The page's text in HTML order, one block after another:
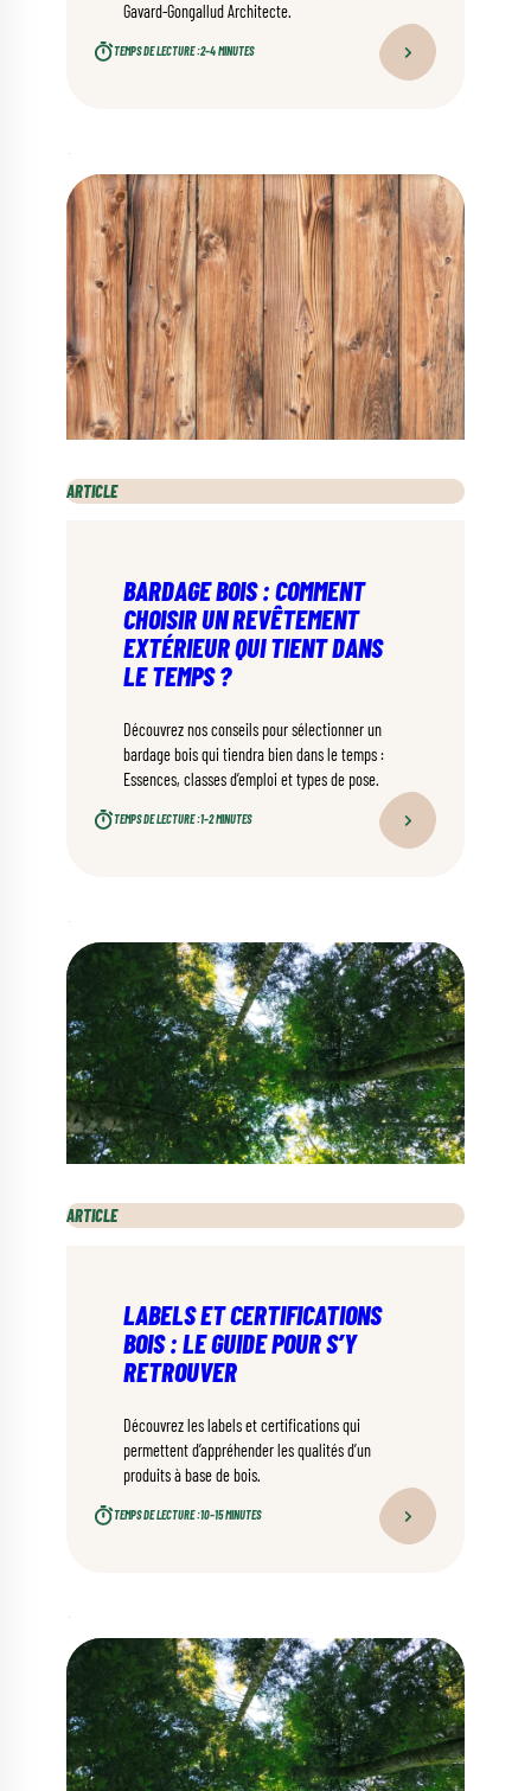
Gavard-Gongallud Architecte.
TEMPS DE LECTURE :2–4 MINUTES
ARTICLE
BARDAGE BOIS : COMMENT
CHOISIR UN REVÊTEMENT
EXTÉRIEUR QUI TIENT DANS
LE TEMPS ?
Découvrez nos conseils pour sélectionner un
bardage bois qui tiendra bien dans le temps :
Essences, classes d’emploi et types de pose.
TEMPS DE LECTURE :1–2 MINUTES
ARTICLE
LABELS ET CERTIFICATIONS
BOIS : LE GUIDE POUR S’Y
RETROUVER
Découvrez les labels et certifications qui
permettent d’appréhender les qualités d’un
produits à base de bois.
TEMPS DE LECTURE :10–15 MINUTES